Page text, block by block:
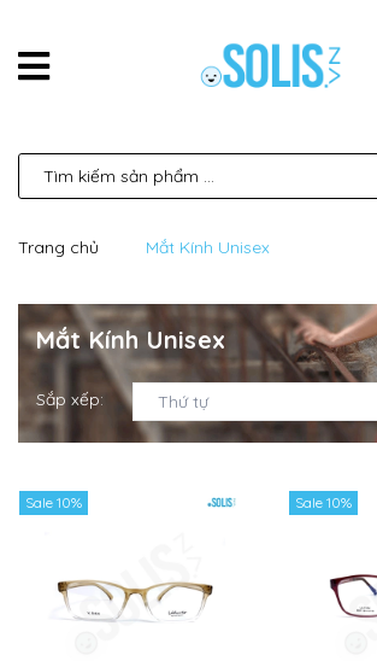
Trang chủ Mắt Kính Unisex
Mắt Kính Unisex
Sắp xếp: Thứ tự
Sale 10% Sale 10%